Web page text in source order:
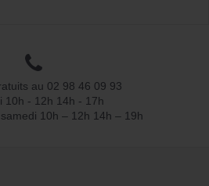
au 02 98 46 09 93
10h - 12h 14h - 17h
10h – 12h 14h – 19h